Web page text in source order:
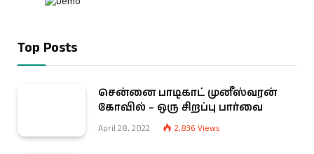
Top Posts
சென்னை பாடிகாட் முனீஸ்வரன்
கோவில் – ஒரு சிறப்பு பார்வை
April 28, 2022 2,836 Views